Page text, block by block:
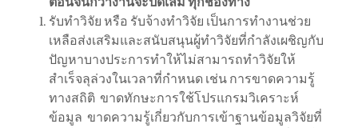
รับทำวิจัย หรือ รับจ้างทำวิจัย เป็นการทำงานช่วย
เหลือส่งเสริมและสนับสนุนผู้ทำวิจัยที่กำลังเผชิญกับ
ปัญหาบางประการทำให้ไม่สามารถทำวิจัยให้
สำเร็จลุล่วงในเวลาที่กำหนด เช่น การขาดความรู้
ทางสถิติ ขาดทักษะการใช้โปรแกรมวิเคราะห์
ข้อมูล ขาดความรู้เกี่ยวกับการเข้าฐานข้อมูลวิจัยที่